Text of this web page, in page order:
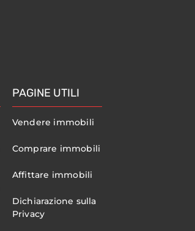
PAGINE UTILI
Vendere immobili
Comprare immobili
Affittare immobili
Dichiarazione sulla
Privacy